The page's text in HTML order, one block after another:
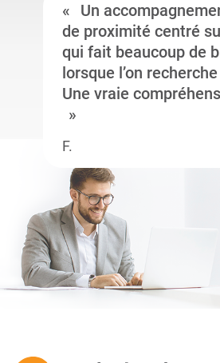
Un
de proximité centré
qui fait beaucoup de
lorsque l’on
Une vraie
F.